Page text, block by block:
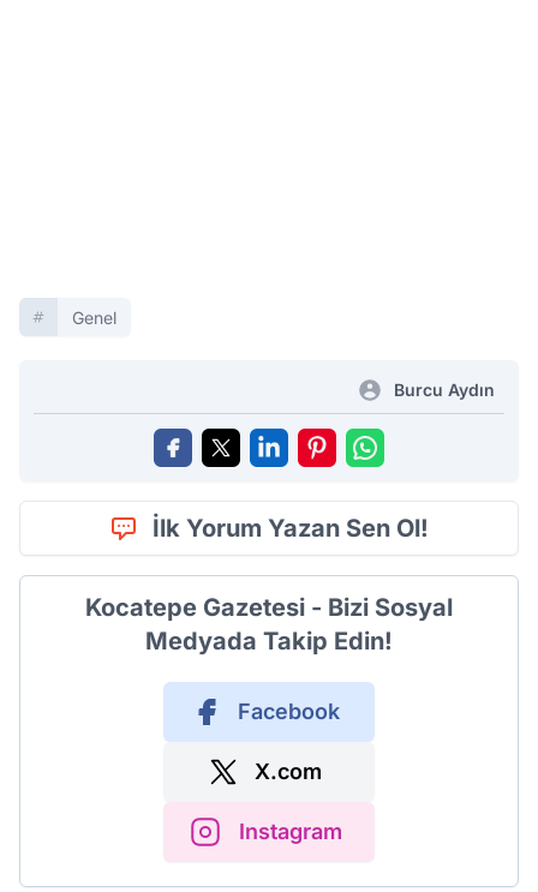
Genel
Burcu Aydın
İlk Yorum Yazan Sen Ol!
Kocatepe Gazetesi - Bizi Sosyal
Medyada Takip Edin!
Facebook
X.com
Instagram